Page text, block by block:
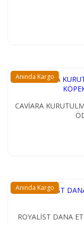
CAVİARA
Anında Kargo
ROYALİST DANA
Anında Kargo